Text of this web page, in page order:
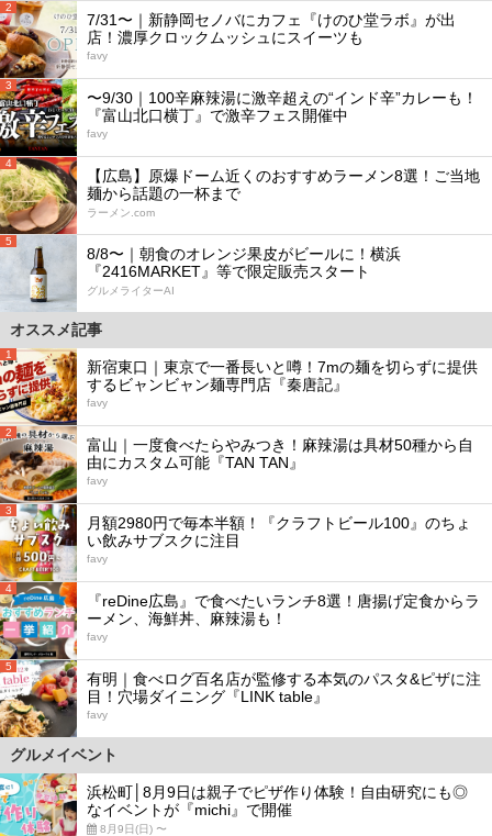
2
7/31〜｜新静岡セノバにカフェ『けのひ堂ラボ』が出
店！濃厚クロックムッシュにスイーツも
favy
3
〜9/30｜100辛麻辣湯に激辛超えの“インド辛”カレーも！
『富山北口横丁』で激辛フェス開催中
favy
4
【広島】原爆ドーム近くのおすすめラーメン8選！ご当地
麺から話題の一杯まで
ラーメン.com
5
8/8〜｜朝食のオレンジ果皮がビールに！横浜
『2416MARKET』等で限定販売スタート
グルメライターAI
オススメ記事
1
新宿東口｜東京で一番長いと噂！7mの麺を切らずに提供
するビャンビャン麺専門店『秦唐記』
favy
2
富山｜一度食べたらやみつき！麻辣湯は具材50種から自
由にカスタム可能『TAN TAN』
favy
3
月額2980円で毎本半額！『クラフトビール100』のちょ
い飲みサブスクに注目
favy
4
『reDine広島』で食べたいランチ8選！唐揚げ定食からラ
ーメン、海鮮丼、麻辣湯も！
favy
5
有明｜食べログ百名店が監修する本気のパスタ&ピザに注
目！穴場ダイニング『LINK table』
favy
グルメイベント
浜松町│8月9日は親子でピザ作り体験！自由研究にも◎
なイベントが『michi』で開催
8月9日(日) 〜